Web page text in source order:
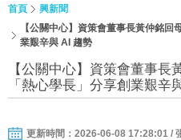
首頁
興新聞
【公關中心】資策會董事長黃仲銘
業艱辛與 AI 趨勢
【公關中心】資策會董事
「熱心學長」分享創業艱辛
更新時間：2026-06-08 17:28:01 /